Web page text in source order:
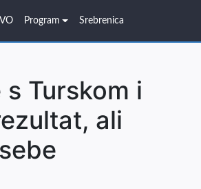
Program Srebrenica
Turskom i
ali